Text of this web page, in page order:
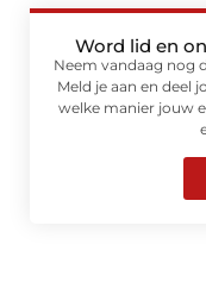
Word lid en
Neem vandaag nog
Meld je aan en deel
welke manier jouw